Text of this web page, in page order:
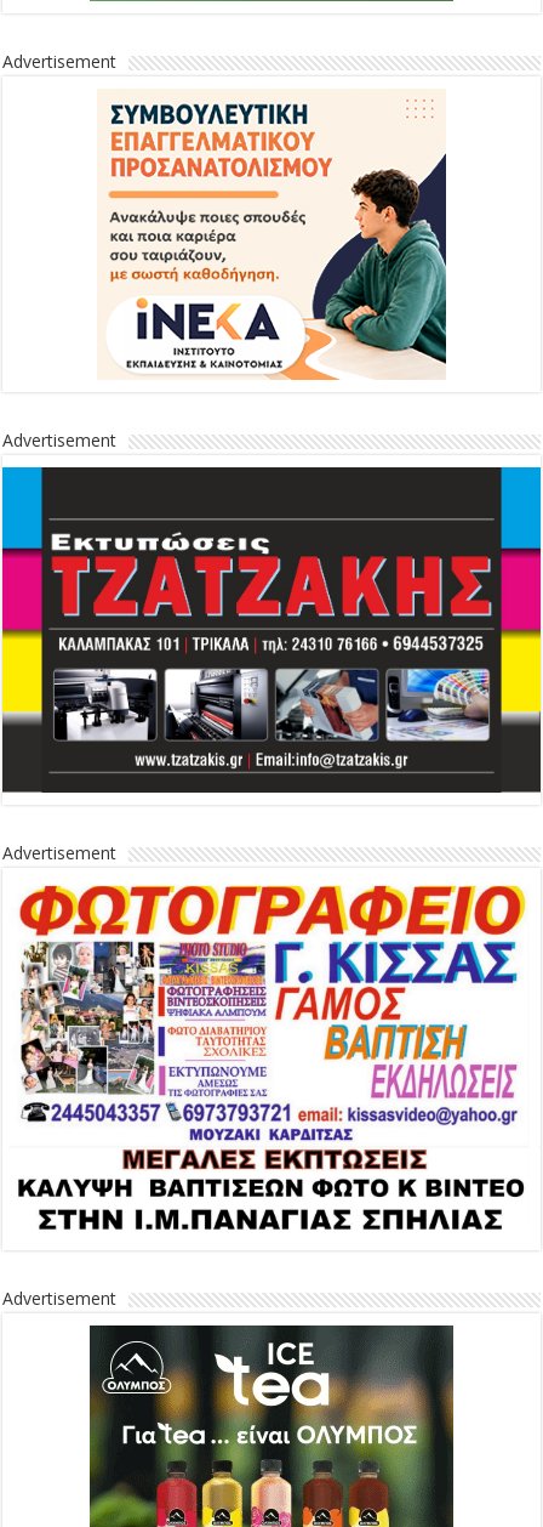
Advertisement
Advertisement
Advertisement
Advertisement